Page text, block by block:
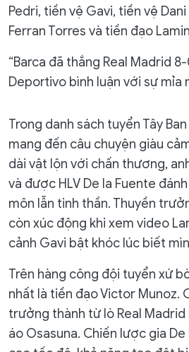
Pedri, tiền vệ Gavi, tiền vệ
Ferran Torres và tiền đạo
“Barca đã thắng Real Madrid
Deportivo bình luận với sự mỉa
Trong danh sách tuyển Tây
mang đến câu chuyện giàu
dài vật lộn với chấn thương,
và được HLV De la Fuente
môn lẫn tinh thần. Thuyền
còn xúc động khi xem video
cảnh Gavi bật khóc lúc biết
Trên hàng công đội tuyển xứ
nhất là tiền đạo Victor Munoz.
trưởng thành từ lò Real
áo Osasuna. Chiến lược gia